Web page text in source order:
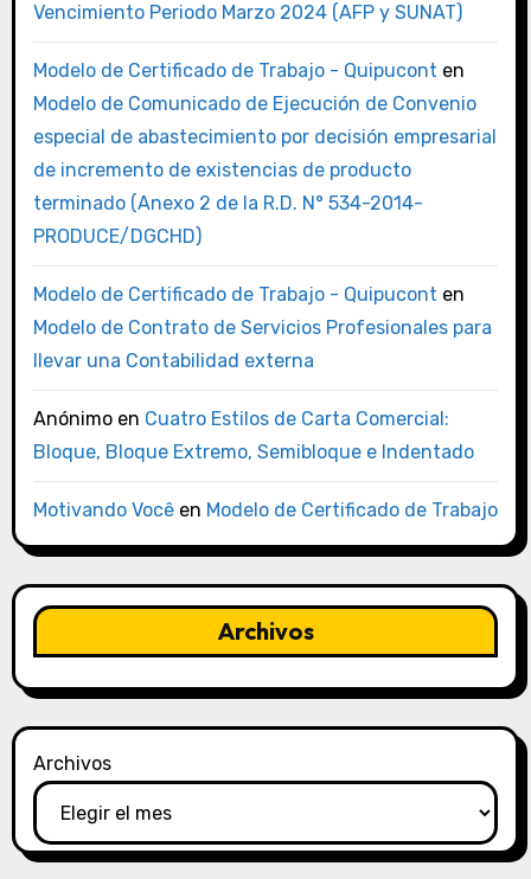
Vencimiento Periodo Marzo 2024 (AFP y SUNAT)
Modelo de Certificado de Trabajo - Quipucont en
Modelo de Comunicado de Ejecución de Convenio
especial de abastecimiento por decisión empresarial
de incremento de existencias de producto
terminado (Anexo 2 de la R.D. N° 534-2014-
PRODUCE/DGCHD)
Modelo de Certificado de Trabajo - Quipucont en
Modelo de Contrato de Servicios Profesionales para
llevar una Contabilidad externa
Anónimoen Cuatro Estilos de Carta Comercial:
Bloque, Bloque Extremo, Semibloque e Indentado
Motivando Vocêen Modelo de Certificado de Trabajo
Archivos
Archivos